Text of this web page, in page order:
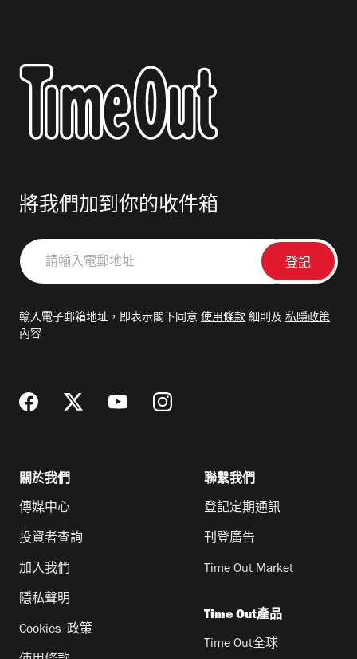
將我們加到你的收件箱
請
輸
郵
輸入電子郵箱地址，即表示閣下同意 使用條款 細則及 私隱政策
內容
關於我們
傳媒中心
投資者查詢
加入我們
隱私聲明
Cookies 政策
聯繫我們
登記定期通訊
刊登廣告
Time Out Market
Time Out產品
Time Out全球